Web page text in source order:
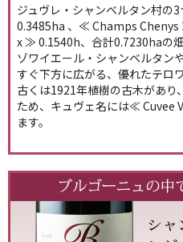
ジュヴレ・シャンベルタン村
0.3485ha 、≪ Champs
x ≫ 0.1540h、合計0.7230haの
ゾワイエール・シャンベルタン
すぐ下方に広がる、優れたテロ
古くは1921年植樹の古木があ
ため、キュヴェ名には≪ Cuvee
ます。